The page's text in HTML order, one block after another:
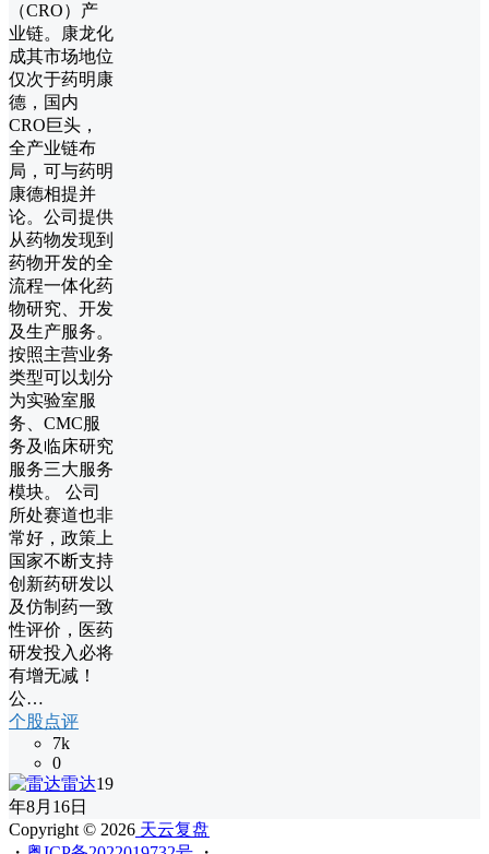
（CRO）产
业链。康龙化
成其市场地位
仅次于药明康
德，国内
CRO巨头，
全产业链布
局，可与药明
康德相提并
论。公司提供
从药物发现到
药物开发的全
流程一体化药
物研究、开发
及生产服务。
按照主营业务
类型可以划分
为实验室服
务、CMC服
务及临床研究
服务三大服务
模块。 公司
所处赛道也非
常好，政策上
国家不断支持
创新药研发以
及仿制药一致
性评价，医药
研发投入必将
有增无减！
公…
个股点评
7k
0
雷达19
年8月16日
Copyright © 2026 天云复盘